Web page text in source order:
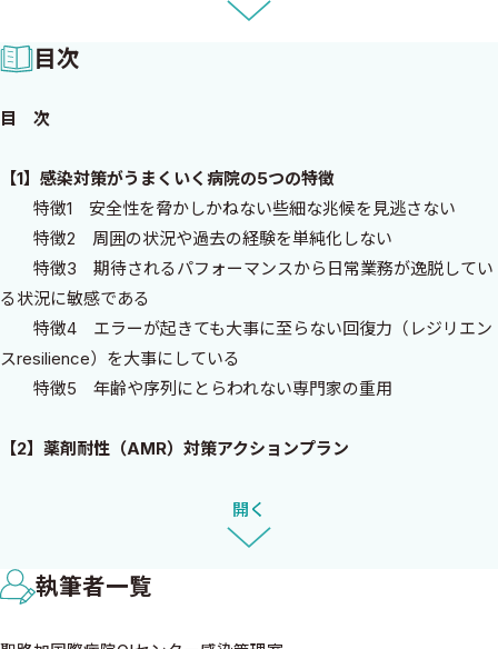
員の手指衛生実施率が常に100％に近い，薬剤耐性菌の新規獲得例
が減少を続けている，医療器具関連感染がめったに起こらないな
ど―に向かう道筋を俯瞰するフレームワーク，それを構成する多
ーションとリーダーシップと医療機関を取り巻くコンテキストを
医療機関で実効性のある感染対策を推進することは，アウトカ
ムの改善に対する外的動機づけが乏しい現在の日本では容易なこ
とではない．とはいえ，理想的な未来について具体的なイメージ
とプランを持つことは，次の一歩をどの方向に向かって，どのよう
に踏み出すか決定するためには不可欠である．本書では，筆者が
到達を目指す理想と，それを実現するために選択する感染対策を
紹介している．本書で取り上げた対策は執筆当時の科学的知見に
基づいているが，すべての医療機関で必要とは限らないし，実行の
ていただきたい．読者の皆様に，自分はこう考える，自分ならこ
発刊にあたり，本書の執筆につながる連載の機会を提供してく
ださった岩田健太郎氏，編集に携わってくださった中外医学社の
は漫画家の石川雅之氏に描いていただいた．『もやしもん』ファ
目次
目 次
【1】感染対策がうまくいく病院の5つの特徴
特徴1 安全性を脅かしかねない些細な兆候を見逃さない
特徴2 周囲の状況や過去の経験を単純化しない
特徴3 期待されるパフォーマンスから日常業務が逸脱してい
る状況に敏感である
特徴4 エラーが起きても大事に至らない回復力（レジリエン
スresilience）を大事にしている
特徴5 年齢や序列にとらわれない専門家の重用
【2】薬剤耐性（AMR）対策アクションプラン
基本戦略（2） 接触予防策の賢い使い方
基本戦略（3） サーベイランスなくして戦略なし
基本戦略（4） AMR対策における情報活用
開く
執筆者一覧